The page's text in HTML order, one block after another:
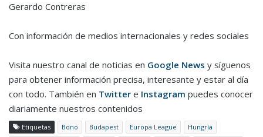
Gerardo Contreras
Con información de medios internacionales y redes sociales
Visita nuestro canal de noticias en Google News y síguenos
para obtener información precisa, interesante y estar al día
con todo. También en Twitter e Instagram puedes conocer
diariamente nuestros contenidos
Etiquetas Bono Budapest Europa League
Hungría